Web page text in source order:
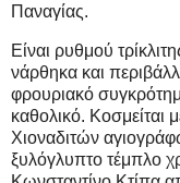
Παναγίας.
Είναι ρυθμού
νάρθηκα και
φρουριακό
καθολικό. Κοσμείται
Χιοναδιτών
ξυλόγλυπτο τέμπλο